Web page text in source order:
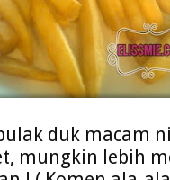
duk macam
mungkin lebih